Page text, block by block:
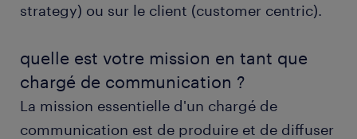
strategy) ou sur le client (customer centric).
quelle est votre mission en tant que
chargé de communication ?
La mission essentielle d'un chargé de
communication est de produire et de diffuser